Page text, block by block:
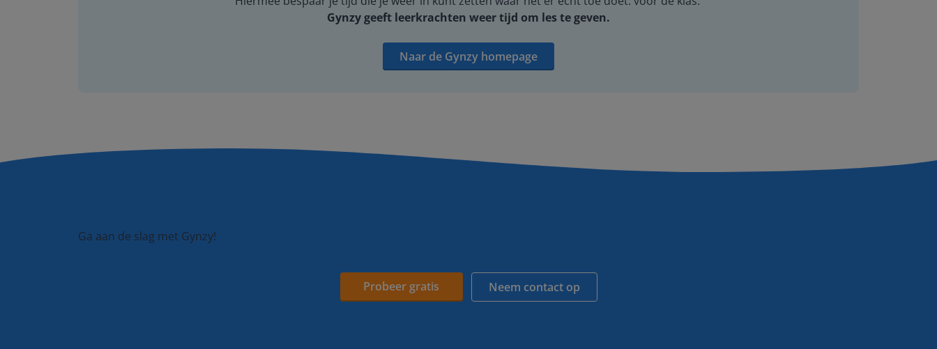
Gynzy geeft leerkrachten weer tijd om les te geven.
Naar de Gynzy homepage
Ga aan de slag met Gynzy!
Probeer gratis Neem contact op